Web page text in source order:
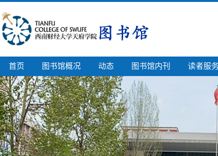
首页 图书馆概况 动态 图书馆内刊 读者服